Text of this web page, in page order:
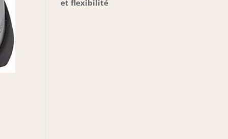
et flexibilité